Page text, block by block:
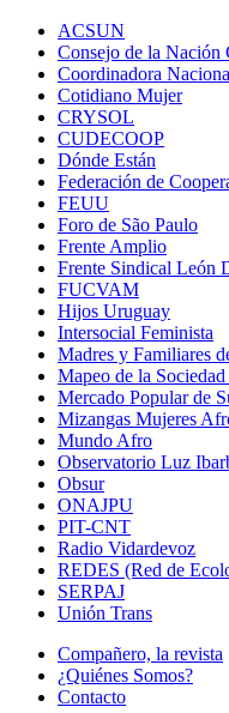
ACSUN
Consejo de la Nación
Coordinadora
Cotidiano Mujer
CRYSOL
CUDECOOP
Dónde Están
Federación de
FEUU
Foro de São Paulo
Frente Amplio
Frente Sindical León
FUCVAM
Hijos Uruguay
Intersocial Feminista
Madres y Familiares
Mapeo de la
Mercado Popular de
Mizangas Mujeres
Mundo Afro
Observatorio Luz
Obsur
ONAJPU
PIT-CNT
Radio Vidardevoz
REDES (Red de
SERPAJ
Unión Trans
Compañero, la revista
¿Quiénes Somos?
Contacto